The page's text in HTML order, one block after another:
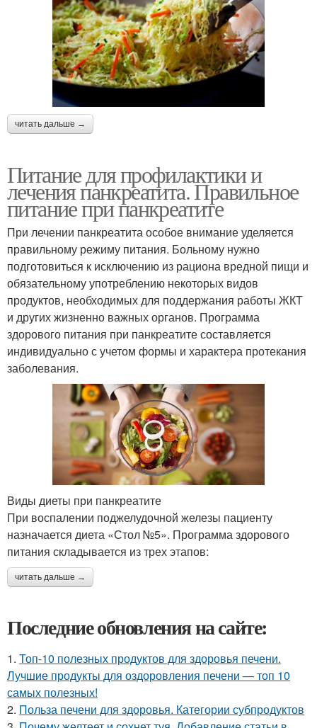
читать дальше →
Питание для профилактики и
лечения панкреатита. Правильное
питание при панкреатите
При лечении панкреатита особое внимание уделяется
правильному режиму питания. Больному нужно
подготовиться к исключению из рациона вредной пищи и
обязательному употреблению некоторых видов
продуктов, необходимых для поддержания работы ЖКТ
и других жизненно важных органов. Программа
здорового питания при панкреатите составляется
индивидуально с учетом формы и характера протекания
заболевания.
Виды диеты при панкреатите
При воспалении поджелудочной железы пациенту
назначается диета «Стол №5». Программа здорового
питания складывается из трех этапов:
читать дальше →
Последние обновления на сайте:
1. Топ-10 полезных продуктов для здоровья печени.
Лучшие продукты для оздоровления печени — топ 10
самых полезных!
2. Польза печени для здоровья. Категории субпродуктов